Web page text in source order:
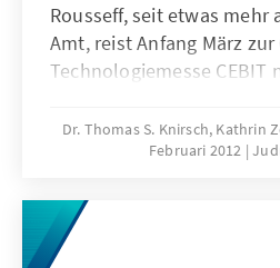
Rousseff, seit etwas mehr
Amt, reist Anfang März
Technologiemesse CEBIT
fünftgrößten Ex-
Bezugsquelle für Importe
aus, was ist noch zu
Dr. Thomas S. Knirsch, Kathrin
Februari 2012